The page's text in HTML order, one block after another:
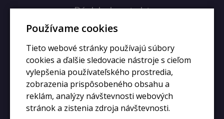
Rýchly kontakt
info@kupiphone.cz
Používame cookies
Tieto webové stránky používajú súbory
cookies a ďalšie sledovacie nástroje s cieľom
vylepšenia používateľského prostredia,
zobrazenia prispôsobeného obsahu a
reklám, analýzy návštevnosti webových
stránok a zistenia zdroja návštevnosti.